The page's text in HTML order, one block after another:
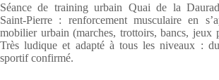
Séance de training urbain Quai de la
Saint-Pierre : renforcement musculaire en
mobilier urbain (marches, trottoirs, bancs, jeux
Très ludique et adapté à tous les niveaux :
sportif confirmé.